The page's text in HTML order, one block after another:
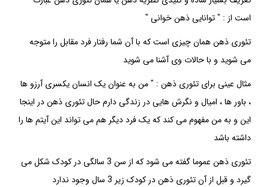
است از : " توانایی ذهن خوانی "
تئوری ذهنهمان چیزی است که با آن شما رفتار فرد مقابل را متوجه
می شوید و با حالات وی آشنا می شوید
مثال عینی برای تئوری ذهن : " من به عنوان یک انسان یکسری آرزو ها
، باور ها ، امیال و نگرش هایی در زندگی دارم حالتئوری ذهندر اینجا
این و به من مفهوم می کند که یک فرد دیگر هم می تواند این آیتم ها را
داشته باشد
تئوری ذهن
عموما گفته می شود که از سن 3 سالگی در کودک شکل می
گیرد و قبل از آنتئوری ذهندر کودک زیر 3 سال وجود ندارد